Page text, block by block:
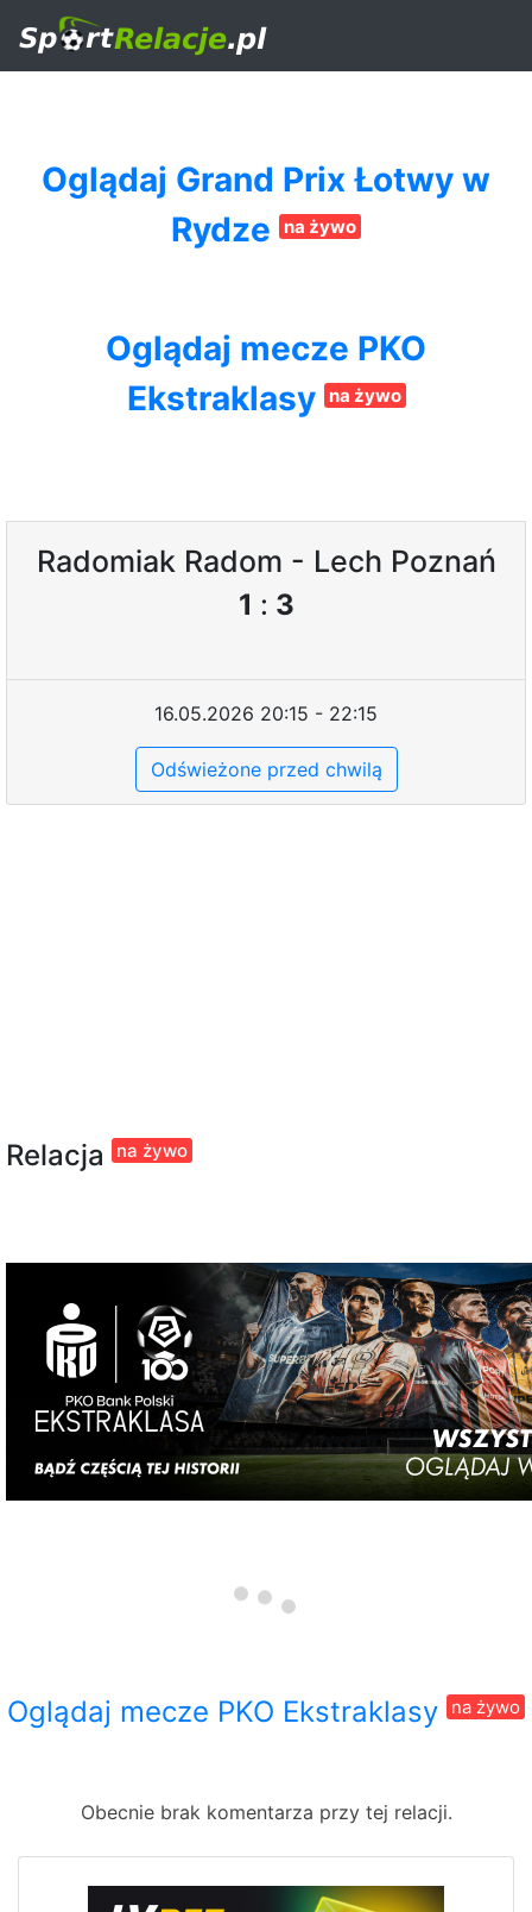
Oglądaj Grand Prix Łotwy w
Rydze
na żywo
Oglądaj mecze PKO
Ekstraklasy
na żywo
Radomiak Radom - Lech Poznań
1 : 3
16.05.2026 20:15 - 22:15
Odświeżone przed chwilą
Relacja na żywo
Oglądaj mecze PKO Ekstraklasy na żywo